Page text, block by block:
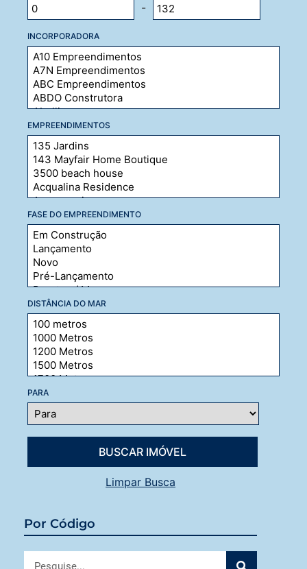
-
INCORPORADORA
EMPREENDIMENTOS
FASE DO EMPREENDIMENTO
DISTÂNCIA DO MAR
PARA
Limpar Busca
Por Código